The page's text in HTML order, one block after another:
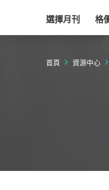
選擇月刊 格
首頁 資源中心